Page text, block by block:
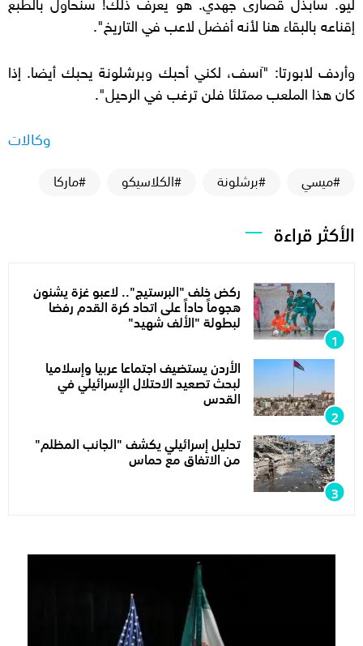
إقناعه بالبقاء هنا لأنه أفضل لاعب في التاريخ".
وأردف لابورتا: "آسف، لكني أحبك وبرشلونة يحبك أيضا. إذا
كان هذا الملعب ممتلئا فلن ترغب في الرحيل".
وكالات
#ميسي #برشلونة #الكلاسيكو #ماركا
الأكثر قراءة
ركض خلف "البرستيج".. لاعبو غزة يشنون
هجوماً حاداً على اتحاد كرة القدم رفضا
لبطولة "الألف شهيد"
الأردن يستضيف اجتماعا عربيا وإسلاميا
لبحث تصعيد الاحتلال الإسرائيلي في
القدس
تحليل إسرائيلي يكشف "الجانب المظلم"
من الاتفاق مع حماس